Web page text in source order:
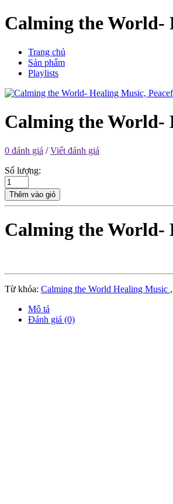
Calming the World-
Trang chủ
Sản phẩm
Playlists
Calming the World-
0 đánh giá /Viết đánh giá
Số lượng:
Thêm vào giỏ
Calming the World-
Từ khóa: Calming the World Healing Music ,
Mô tả
Đánh giá (0)